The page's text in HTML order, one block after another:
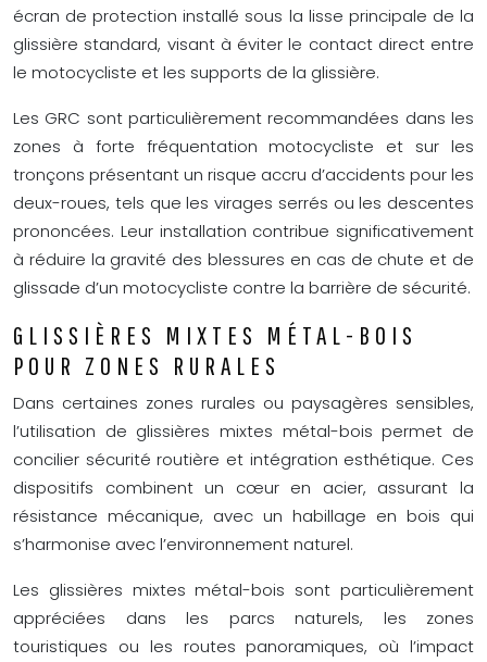
écran de protection installé sous la lisse principale de la
glissière standard, visant à éviter le contact direct entre
le motocycliste et les supports de la glissière.
Les GRC sont particulièrement recommandées dans les
zones à forte fréquentation motocycliste et sur les
tronçons présentant un risque accru d’accidents pour les
deux-roues, tels que les virages serrés ou les descentes
prononcées. Leur installation contribue significativement
à réduire la gravité des blessures en cas de chute et de
glissade d’un motocycliste contre la barrière de sécurité.
GLISSIÈRES MIXTES MÉTAL-BOIS
POUR ZONES RURALES
Dans certaines zones rurales ou paysagères sensibles,
l’utilisation de glissières mixtes métal-bois permet de
concilier sécurité routière et intégration esthétique. Ces
dispositifs combinent un cœur en acier, assurant la
résistance mécanique, avec un habillage en bois qui
s’harmonise avec l’environnement naturel.
Les glissières mixtes métal-bois sont particulièrement
appréciées dans les parcs naturels, les zones
touristiques ou les routes panoramiques, où l’impact